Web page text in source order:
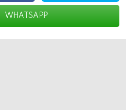
WHATSAPP